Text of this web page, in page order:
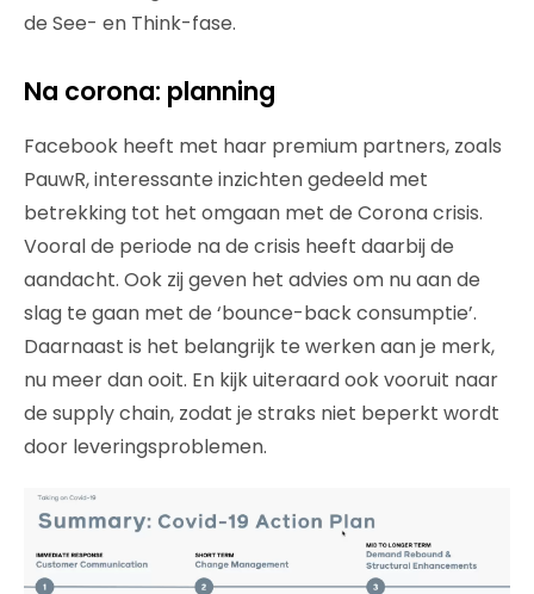
de See- en Think-fase.
Na corona: planning
Facebook heeft met haar premium partners, zoals
PauwR, interessante inzichten gedeeld met
betrekking tot het omgaan met de Corona crisis.
Vooral de periode na de crisis heeft daarbij de
aandacht. Ook zij geven het advies om nu aan de
slag te gaan met de ‘bounce-back consumptie’.
Daarnaast is het belangrijk te werken aan je merk,
nu meer dan ooit. En kijk uiteraard ook vooruit naar
de supply chain, zodat je straks niet beperkt wordt
door leveringsproblemen.